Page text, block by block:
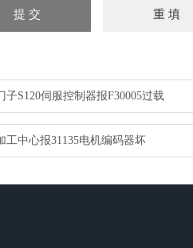
子S120伺服控制器报F30005过载
工中心报31135电机编码器坏